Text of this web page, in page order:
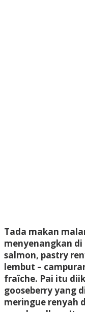
Tada makan
menyenangkan
salmon, pastry
lembut –
fraîche. Pai itu
gooseberry yang
meringue renyah